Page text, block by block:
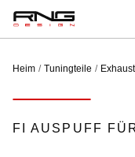
Heim Tuningteile
FI AUSPUFF